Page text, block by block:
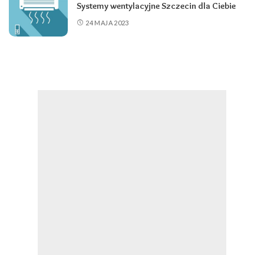
Systemy wentylacyjne Szczecin dla Ciebie
24 MAJA 2023